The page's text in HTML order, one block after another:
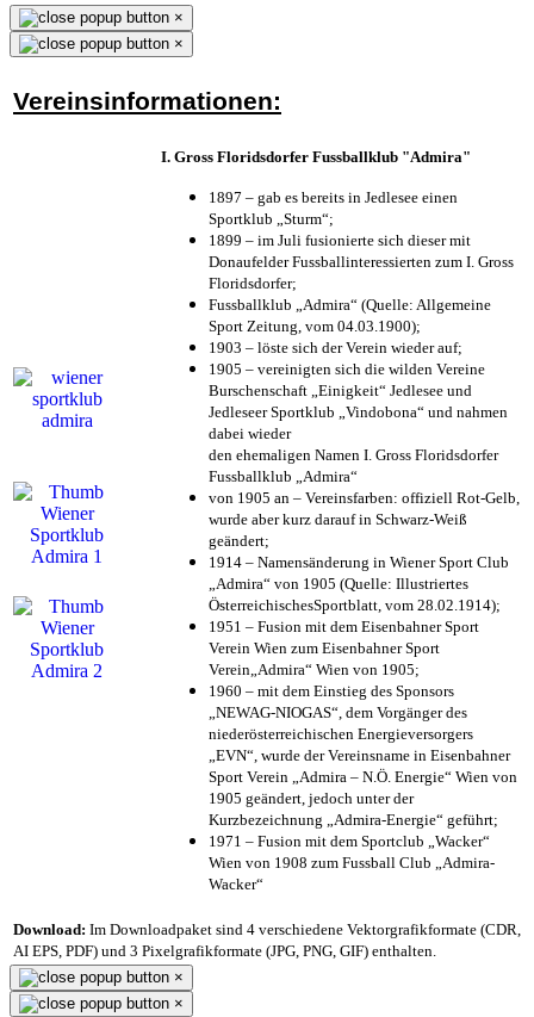
×
×
Vereinsinformationen:
I. Gross Floridsdorfer Fussballklub "Admira"
1897 – gab es bereits in Jedlesee einen
Sportklub „Sturm“;
1899 – im Juli fusionierte sich dieser mit
Donaufelder Fussballinteressierten zum I. Gross
Floridsdorfer;
Fussballklub „Admira“ (Quelle: Allgemeine
Sport Zeitung, vom 04.03.1900);
1903 – löste sich der Verein wieder auf;
1905 – vereinigten sich die wilden Vereine
Burschenschaft „Einigkeit“ Jedlesee und
Jedleseer Sportklub „Vindobona“ und nahmen
dabei wieder
den ehemaligen Namen I. Gross Floridsdorfer
Fussballklub „Admira“
von 1905 an – Vereinsfarben: offiziell Rot-Gelb,
wurde aber kurz darauf in Schwarz-Weiß
geändert;
1914 – Namensänderung in Wiener Sport Club
„Admira“ von 1905 (Quelle: Illustriertes
ÖsterreichischesSportblatt, vom 28.02.1914);
1951 – Fusion mit dem Eisenbahner Sport
Verein Wien zum Eisenbahner Sport
Verein„Admira“ Wien von 1905;
1960 – mit dem Einstieg des Sponsors
„NEWAG-NIOGAS“, dem Vorgänger des
niederösterreichischen Energieversorgers
„EVN“, wurde der Vereinsname in Eisenbahner
Sport Verein „Admira – N.Ö. Energie“ Wien von
1905 geändert, jedoch unter der
Kurzbezeichnung „Admira-Energie“ geführt;
1971 – Fusion mit dem Sportclub „Wacker“
Wien von 1908 zum Fussball Club „Admira-
Wacker“
Download: Im Downloadpaket sind 4 verschiedene Vektorgrafikformate (CDR,
AI EPS, PDF) und 3 Pixelgrafikformate (JPG, PNG, GIF) enthalten.
×
×